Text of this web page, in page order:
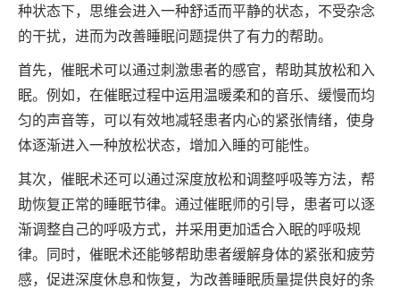
种状态下，思维会进入一种舒适而平静的状态，不受杂念
的干扰，进而为改善睡眠问题提供了有力的帮助。
首先，催眠术可以通过刺激患者的感官，帮助其放松和入
眠。例如，在催眠过程中运用温暖柔和的音乐、缓慢而均
匀的声音等，可以有效地减轻患者内心的紧张情绪，使身
体逐渐进入一种放松状态，增加入睡的可能性。
其次，催眠术还可以通过深度放松和调整呼吸等方法，帮
助恢复正常的睡眠节律。通过催眠师的引导，患者可以逐
渐调整自己的呼吸方式，并采用更加适合入眠的呼吸规
律。同时，催眠术还能够帮助患者缓解身体的紧张和疲劳
感，促进深度休息和恢复，为改善睡眠质量提供良好的条